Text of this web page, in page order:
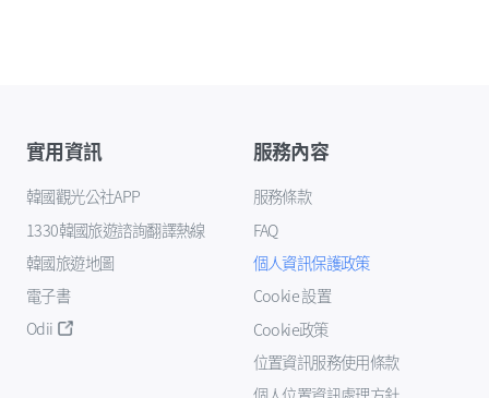
實用資訊
韓國觀光公社APP
1330韓國旅遊諮詢翻譯熱線
韓國旅遊地圖
電子書
Odii
服務內容
服務條款
FAQ
個人資訊保護政策
Cookie 設置
Cookie政策
位置資訊服務使用條款